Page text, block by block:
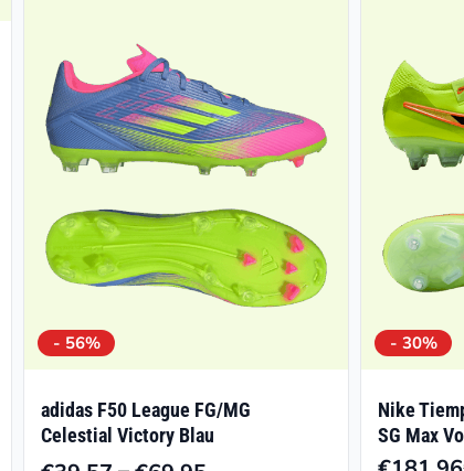
- 56%
adidas F50 League FG/MG
Celestial Victory Blau
- 30%
Nike
SG Max